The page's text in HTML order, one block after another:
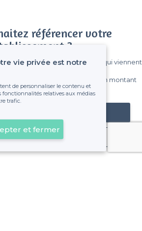
référencer votre
?
parmi le million de visiteurs qui viennent
engagement, vous payez un montant
de voir déraper la facture.
mon établissement
Déjà client
vie privée est notre
de personnaliser le contenu et
fonctionnalités relatives aux médias
trafic.
et fermer